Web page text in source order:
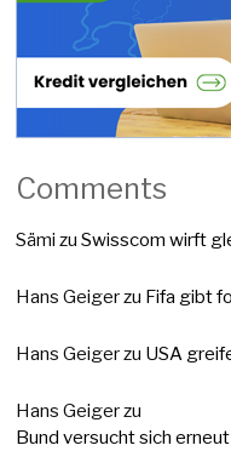
Comments
Sämi zuSwisscom wirft
Hans Geigerzu Fifa gibt
Hans Geigerzu USA
Hans Geigerzu
Bund versucht sich